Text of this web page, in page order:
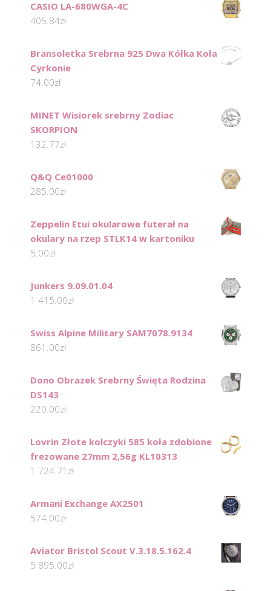
CASIO LA-680WGA-4C
405.84zł
Bransoletka Srebrna 925 Dwa Kółka Koła
Cyrkonie
74.00zł
MINET Wisiorek srebrny Zodiac
SKORPION
132.77zł
Q&Q Ce01000
285.00zł
Zeppelin Etui okularowe futerał na
okulary na rzep STLK14 w kartoniku
5.00zł
Junkers 9.09.01.04
1 415.00zł
Swiss Alpine Military SAM7078.9134
861.00zł
Dono Obrazek Srebrny Święta Rodzina
DS143
220.00zł
Lovrin Złote kolczyki 585 koła zdobione
frezowane 27mm 2,56g KL10313
1 724.71 zł
Armani Exchange AX2501
574.00zł
Aviator Bristol Scout V.3.18.5.162.4
5 895.00zł